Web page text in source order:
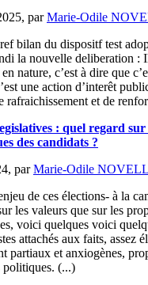
, parMarie-Odile
bilan du dispositf test
la nouvelle deliberation :
nature, c’est à dire que
une action d’interêt
rafraichissement et de
: quel regard
des candidats ?
, parMarie-Odile
de ces élections- à la
les valeurs que sur les
voici quelques voici
attachés aux faits, assez
partiaux et anxiogènes,
politiques. (...)